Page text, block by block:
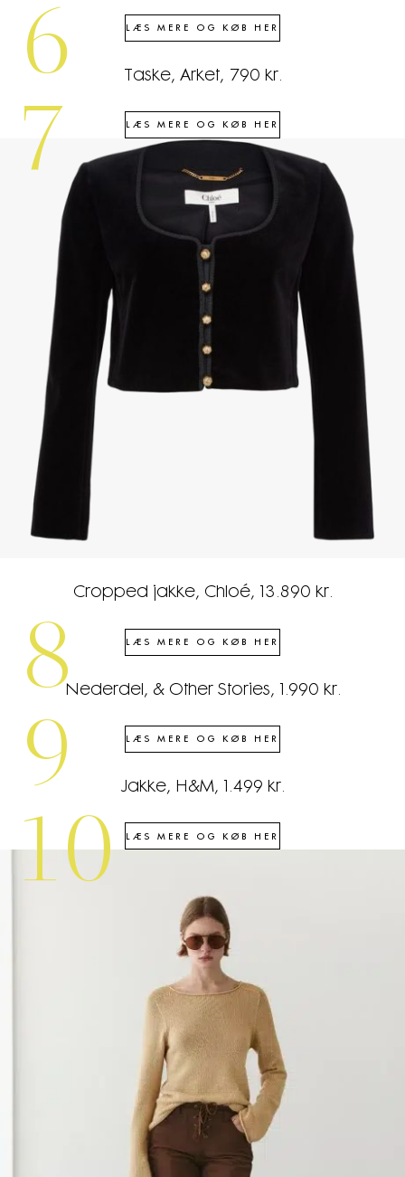
LÆS MERE OG KØB HER
6 Taske, Arket, 790 kr.
LÆS MERE OG KØB HER
7
Cropped jakke, Chloé, 13.890 kr.
LÆS MERE OG KØB HER
8Nederdel, & Other Stories, 1.990 kr.
LÆS MERE OG KØB HER
9 Jakke, H&M, 1.499 kr.
LÆS MERE OG KØB HER
10